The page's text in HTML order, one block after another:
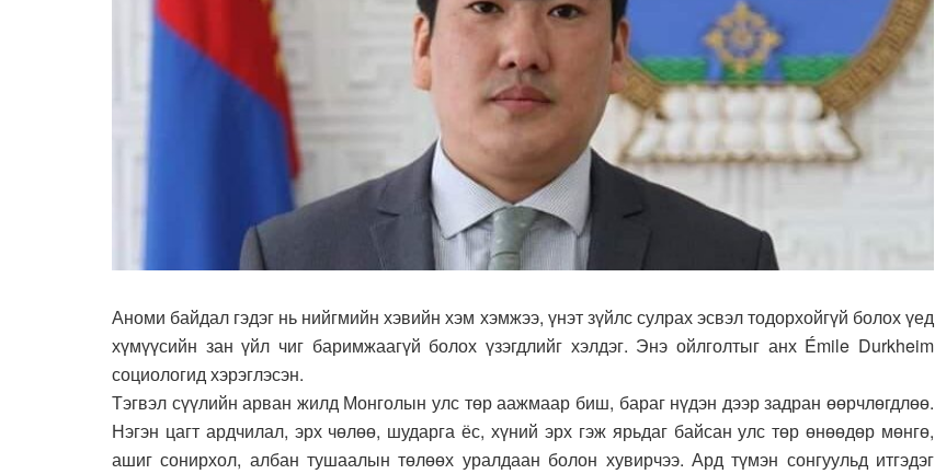
Аноми байдал гэдэг нь нийгмийн хэвийн хэм хэмжээ, үнэт зүйлс сулрах эсвэл тодорхойгүй болох үед
хүмүүсийн зан үйл чиг баримжаагүй болох үзэгдлийг хэлдэг. Энэ ойлголтыг анх Émile Durkheim
социологид хэрэглэсэн.
Тэгвэл сүүлийн арван жилд Монголын улс төр аажмаар биш, бараг нүдэн дээр задран өөрчлөгдлөө.
Нэгэн цагт ардчилал, эрх чөлөө, шударга ёс, хүний эрх гэж ярьдаг байсан улс төр өнөөдөр мөнгө,
ашиг сонирхол, албан тушаалын төлөөх уралдаан болон хувирчээ. Ард түмэн сонгуульд итгэдэг